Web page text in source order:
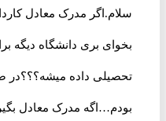
سلام.اگر مدرک معادل
بخوای بری دانشگاه دیگه
تحصیلی داده میشه؟؟؟در ضمن
بودم…اگه مدرک معادل بگیرم